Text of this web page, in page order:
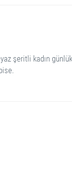
şeritli kadın günlük